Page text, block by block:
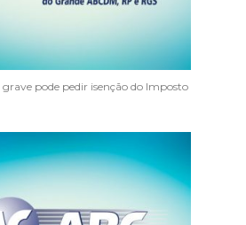
pode pedir isenção do Imposto